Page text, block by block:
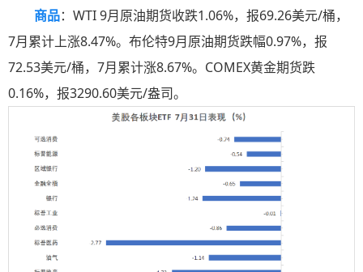
商品：WTI 9月原油期货收跌1.06%，报69.26美元/桶，
7月累计上涨8.47%。布伦特9月原油期货跌幅0.97%，报
72.53美元/桶，7月累计涨8.67%。COMEX黄金期货跌
0.16%，报3290.60美元/盎司。